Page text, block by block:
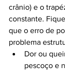
crânio) e o
constante.
que o erro de
problema
Dor ou
pescoço e